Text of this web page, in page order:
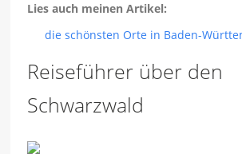
Lies auch meinen Artikel:
die schönsten Orte in Baden-
Reiseführer über den
Schwarzwald